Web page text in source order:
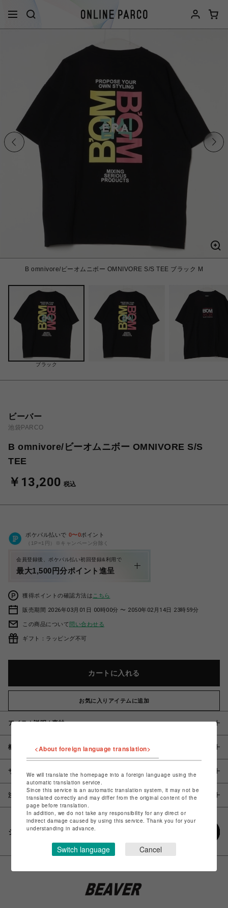
B omnivore/ビーオムニボー OMNIVORE S/S TEE ブラック M
ブラック
ビーバー
池袋PARCO
B omnivore/ビーオムニボー OMNIVORE S/S
TEE
￥13,200 税込
ポケパル払いで 0〜0ポイント
（1P=1円）※キャンペーン分除く
会員登録後、ポケパル払い初回登録&利用で
最大1,500円分ポイント進呈
獲得ポイントの確認方法は こちら
販売期間 2026年03月01日 00時00分 〜 2050年02月14日 23時59分
この商品について問い合わせる
ギフト：ラッピング不可
カートに入れる
お気に入りアイテムに追加
アイテム説明 / 素材
概要
サイズ
注意事項
シェアする
<About foreign language translation>
We will translate the homepage into a foreign language using the
automatic translation service.
Since this service is an automatic translation system, it may not be
translated correctly and may differ from the original content of the
page before translation.
In addition, we do not take any responsibility for any direct or
indirect damage caused by using this service. Thank you for your
understanding in advance.
Switch language Cancel